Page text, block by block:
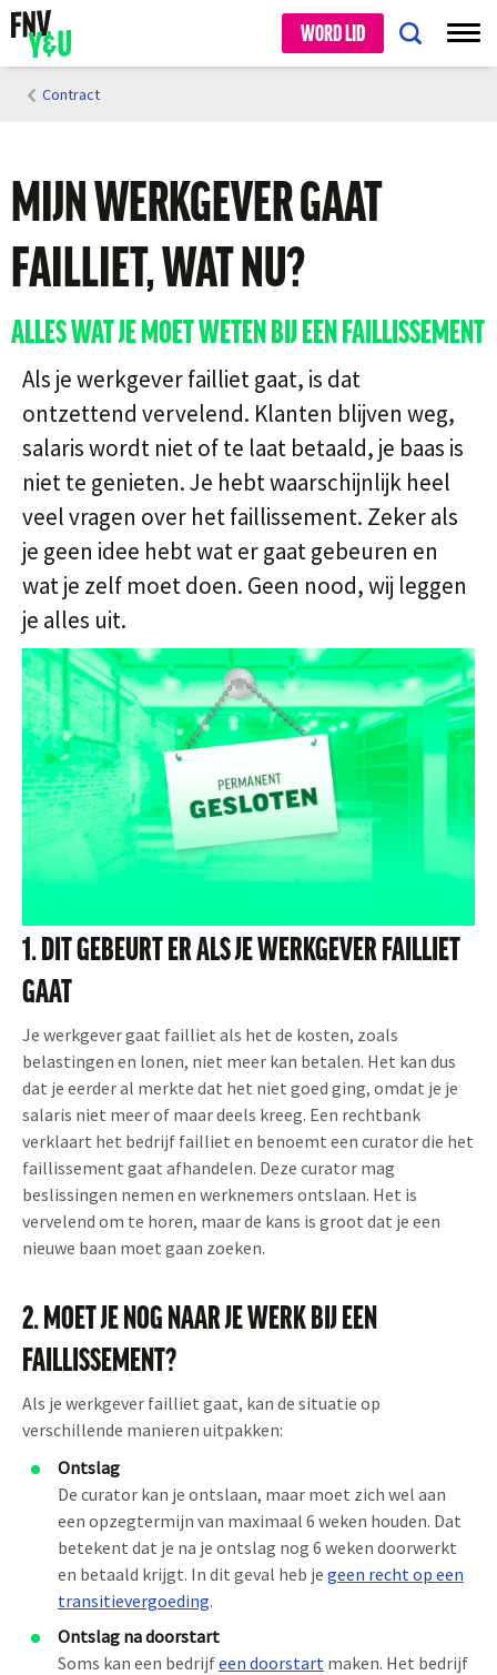
WORD LID
Contract
MIJN WERKGEVER GAAT
FAILLIET, WAT NU?
ALLES WAT JE MOET WETEN BIJ EEN FAILLISSEMENT
Als je werkgever failliet gaat, is dat
ontzettend vervelend. Klanten blijven weg,
salaris wordt niet of te laat betaald, je baas is
niet te genieten. Je hebt waarschijnlijk heel
veel vragen over het faillissement. Zeker als
je geen idee hebt wat er gaat gebeuren en
wat je zelf moet doen. Geen nood, wij leggen
je alles uit.
1. DIT GEBEURT ER ALS JE WERKGEVER FAILLIET
GAAT
Je werkgever gaat failliet als het de kosten, zoals
belastingen en lonen, niet meer kan betalen. Het kan dus
dat je eerder al merkte dat het niet goed ging, omdat je je
salaris niet meer of maar deels kreeg. Een rechtbank
verklaart het bedrijf failliet en benoemt een curator die het
faillissement gaat afhandelen. Deze curator mag
beslissingen nemen en werknemers ontslaan. Het is
vervelend om te horen, maar de kans is groot dat je een
nieuwe baan moet gaan zoeken.
2. MOET JE NOG NAAR JE WERK BIJ EEN
FAILLISSEMENT?
Als je werkgever failliet gaat, kan de situatie op
verschillende manieren uitpakken:
Ontslag
De curator kan je ontslaan, maar moet zich wel aan
een opzegtermijn van maximaal 6 weken houden. Dat
betekent dat je na je ontslag nog 6 weken doorwerkt
en betaald krijgt. In dit geval heb je geen recht op een
transitievergoeding.
Ontslag na doorstart
Soms kan een bedrijfeen doorstart maken. Het bedrijf